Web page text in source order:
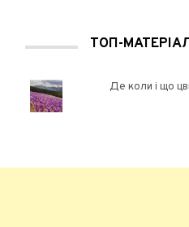
ТОП-
Де коли і що